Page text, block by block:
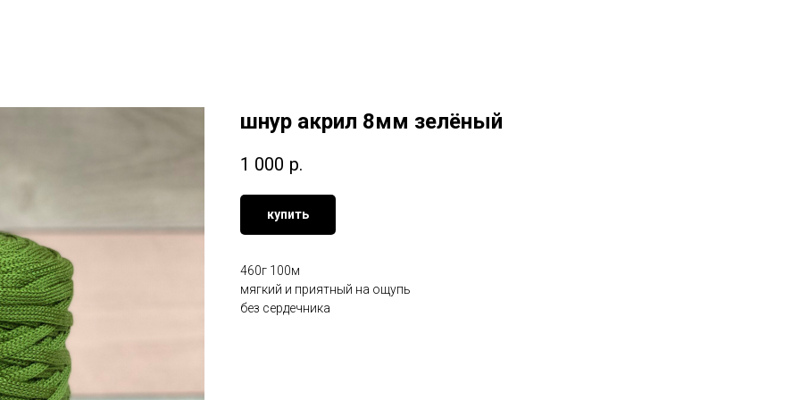
шнур акрил 8мм зелёный
1 000 р.
купить
460г 100м
мягкий и приятный на ощупь
без сердечника